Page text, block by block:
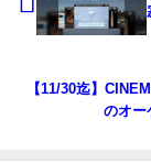
【11/30迄】
のオー